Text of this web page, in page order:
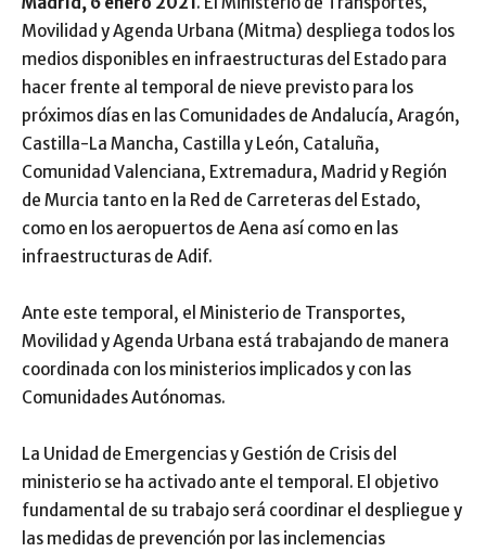
Movilidad y Agenda Urbana (Mitma) despliega todos los
medios disponibles en infraestructuras del Estado para
hacer frente al temporal de nieve previsto para los
próximos días en las Comunidades de Andalucía, Aragón,
Castilla-La Mancha, Castilla y León, Cataluña,
Comunidad Valenciana, Extremadura, Madrid y Región
de Murcia tanto en la Red de Carreteras del Estado,
como en los aeropuertos de Aena así como en las
infraestructuras de Adif.
Ante este temporal, el Ministerio de Transportes,
Movilidad y Agenda Urbana está trabajando de manera
coordinada con los ministerios implicados y con las
Comunidades Autónomas.
La Unidad de Emergencias y Gestión de Crisis del
ministerio se ha activado ante el temporal. El objetivo
fundamental de su trabajo será coordinar el despliegue y
las medidas de prevención por las inclemencias